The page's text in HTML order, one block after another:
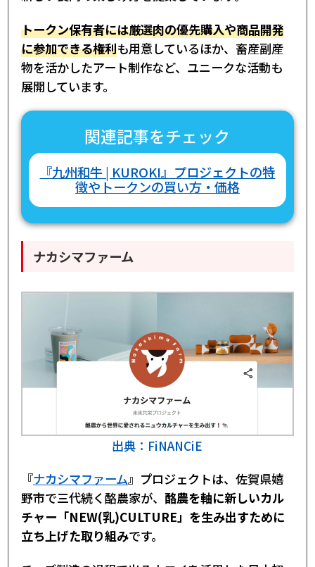
トークン保有者には厳選肉の優先購入や商品開発
に参加できる権利も用意しているほか、畜産副産
物を活かしたアート制作など、ユニークな活動も
展開しています。
関連記事をチェック
『九州和牛 | KUROKI』プロジェクトの特
徴やトークンの買い方・価格
ナカシマファーム
出典：FiNANCiE
『ナカシマファーム』プロジェクトは、佐賀県嬉
野市で三代続く酪農家が、 酪農を軸に新しいカル
チャー「NEW(乳)CULTURE」を生み出すために
立ち上げた取り組みです。